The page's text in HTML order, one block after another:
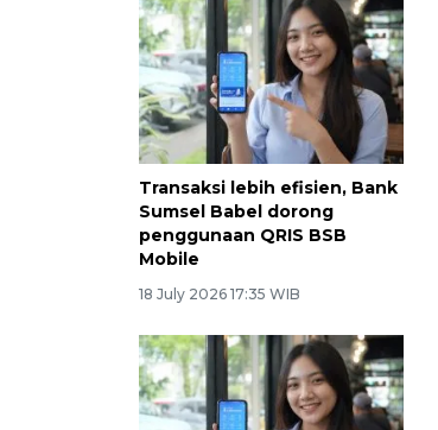
Transaksi lebih efisien, Bank
Sumsel Babel dorong
penggunaan QRIS BSB
Mobile
18 July 2026 17:35 WIB